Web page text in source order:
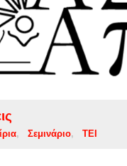
Σεμινάριο ΤΕΙ